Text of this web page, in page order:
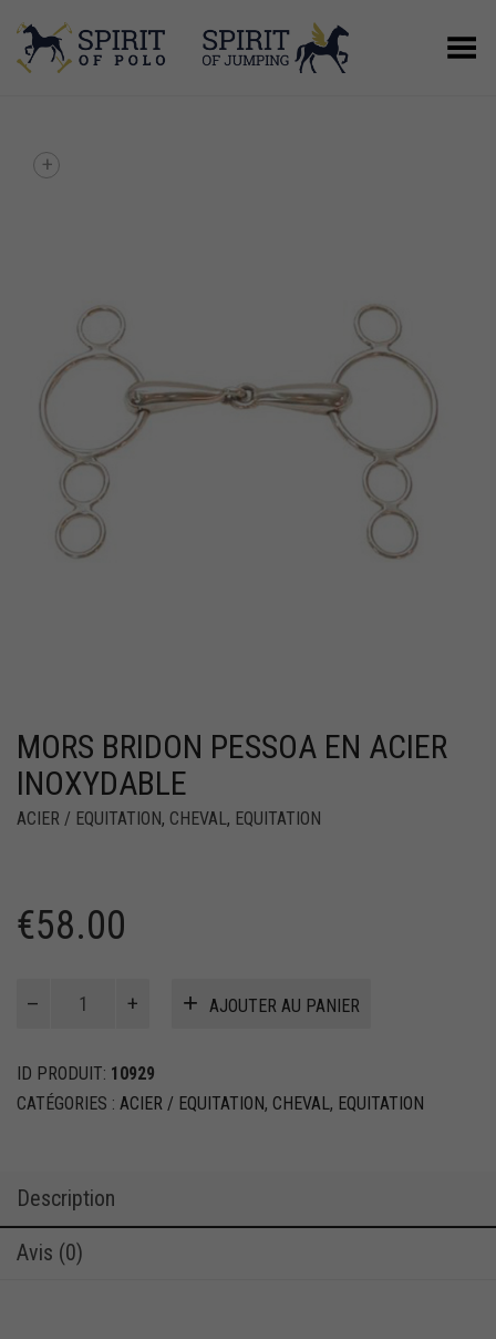
Basculer le menu
+
MORS BRIDON PESSOA EN ACIER
INOXYDABLE
ACIER / EQUITATION, CHEVAL , EQUITATION
€58.00
Bridon
Pessoa
en
AJOUTER AU PANIER
ID PRODUIT: 10929
CATÉGORIES : ACIER / EQUITATION, CHEVAL , EQUITATION
Description
Avis (0)